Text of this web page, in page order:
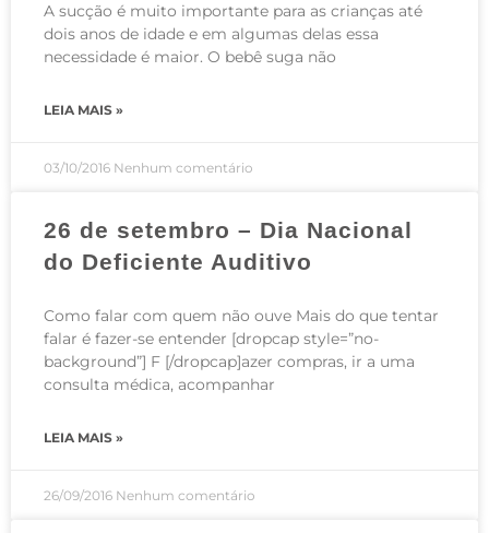
A sucção é muito importante para as crianças até
dois anos de idade e em algumas delas essa
necessidade é maior. O bebê suga não
LEIA MAIS »
03/10/2016 Nenhum comentário
26 de setembro – Dia Nacional
do Deficiente Auditivo
Como falar com quem não ouve Mais do que tentar
falar é fazer-se entender [dropcap style=”no-
background”] F [/dropcap]azer compras, ir a uma
consulta médica, acompanhar
LEIA MAIS »
26/09/2016 Nenhum comentário